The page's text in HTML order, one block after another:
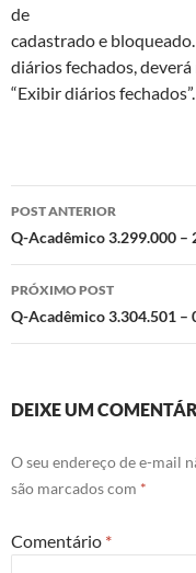
de
cadastrado e
diários fechados, deverá
“Exibir diários fechados”.
Navegação
de
posts
POST ANTERIOR
Q-Acadêmico 3.299.000 –
PRÓXIMO POST
Q-Acadêmico 3.304.501 –
DEIXE UM
O seu endereço de e-mail
são marcados com *
Comentário *